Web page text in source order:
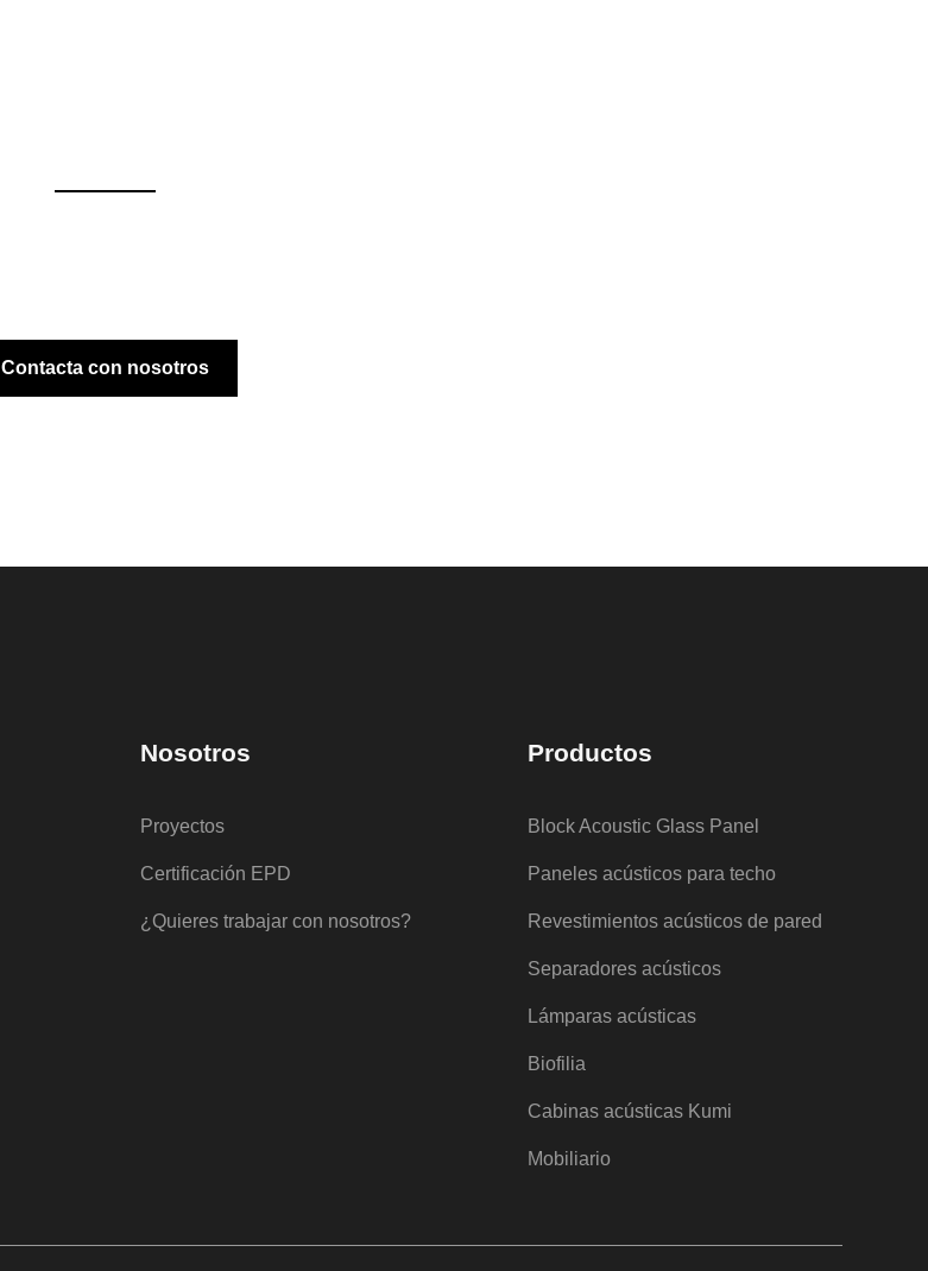
Contacta con nosotros
Nosotros
Proyectos
Certificación EPD
¿Quieres trabajar con nosotros?
Productos
Block Acoustic Glass Panel
Paneles acústicos para techo
Revestimientos acústicos de pared
Separadores acústicos
Lámparas acústicas
Biofilia
Cabinas acústicas Kumi
Mobiliario